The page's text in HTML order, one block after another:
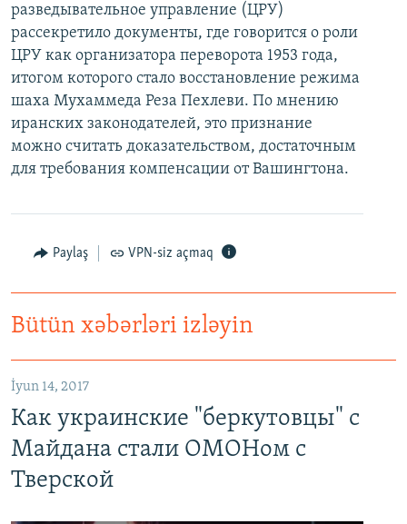
разведывательное управление (ЦРУ)
рассекретило документы, где говорится о роли
ЦРУ как организатора переворота 1953 года,
итогом которого стало восстановление режима
шаха Мухаммеда Реза Пехлеви. По мнению
иранских законодателей, это признание
можно считать доказательством, достаточным
для требования компенсации от Вашингтона.
Paylaş VPN-siz açmaq
Bütün xəbərləri izləyin
İyun 14, 2017
Как украинские "беркутовцы" с
Майдана стали ОМОНом с
Тверской